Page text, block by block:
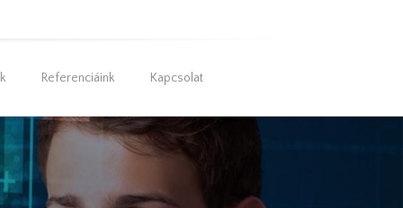
Referenciáink Kapcsolat